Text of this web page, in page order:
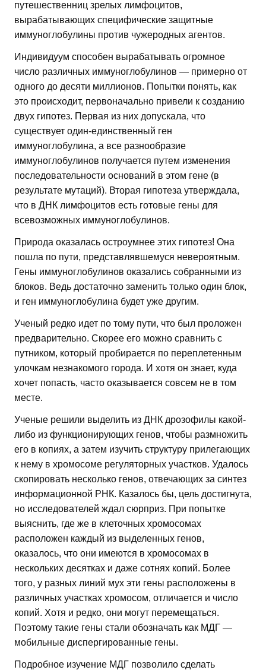
путешественниц зрелых лимфоцитов,
вырабатывающих специфические защитные
иммуноглобулины против чужеродных агентов.
Индивидуум способен вырабатывать огромное
число различных иммуноглобулинов — примерно от
одного до десяти миллионов. Попытки понять, как
это происходит, первоначально привели к созданию
двух гипотез. Первая из них допускала, что
существует один-единственный ген
иммуноглобулина, а все разнообразие
иммуноглобулинов получается путем изменения
последовательности оснований в этом гене (в
результате мутаций). Вторая гипотеза утверждала,
что в ДНК лимфоцитов есть готовые гены для
всевозможных иммуноглобулинов.
Природа оказалась остроумнее этих гипотез! Она
пошла по пути, представлявшемуся невероятным.
Гены иммуноглобулинов оказались собранными из
блоков. Ведь достаточно заменить только один блок,
и ген иммуноглобулина будет уже другим.
Ученый редко идет по тому пути, что был проложен
предварительно. Скорее его можно сравнить с
путником, который пробирается по переплетенным
улочкам незнакомого города. И хотя он знает, куда
хочет попасть, часто оказывается совсем не в том
месте.
Ученые решили выделить из ДНК дрозофилы какой-
либо из функционирующих генов, чтобы размножить
его в копиях, а затем изучить структуру прилегающих
к нему в хромосоме регуляторных участков. Удалось
скопировать несколько генов, отвечающих за синтез
информационной РНК. Казалось бы, цель достигнута,
но исследователей ждал сюрприз. При попытке
выяснить, где же в клеточных хромосомах
расположен каждый из выделенных генов,
оказалось, что они имеются в хромосомах в
нескольких десятках и даже сотнях копий. Более
того, у разных линий мух эти гены расположены в
различных участках хромосом, отличается и число
копий. Хотя и редко, они могут перемещаться.
Поэтому такие гены стали обозначать как МДГ —
мобильные диспергированные гены.
Подробное изучение МДГ позволило сделать